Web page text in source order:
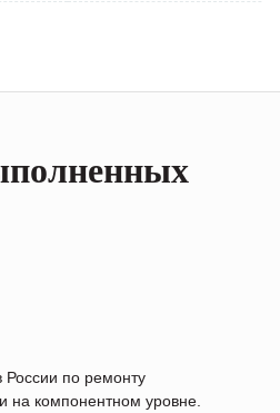
по ремонту
на компонентном уровне.